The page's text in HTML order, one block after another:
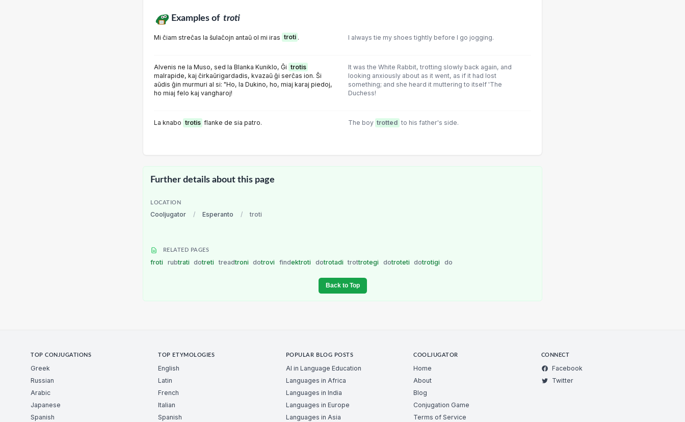
Examples of troti
Mi ĉiam streĉas la ŝulaĉojn antaŭ ol mi iras troti . I always tie my shoes tightly before I go jogging.
Alvenis ne la Muso, sed la Blanka Kuniklo, Ĝi trotis
malrapide, kaj ĉirkaŭrigardadis, kvazaŭ ĝi serĉas ion. Ŝi
aŭdis ĝin murmuri al si: "Ho, la Dukino, ho, miaj karaj piedoj,
ho miaj felo kaj vangharoj!
It was the White Rabbit, trotting slowly back again, and
looking anxiously about as it went, as if it had lost
something; and she heard it muttering to itself 'The
Duchess!
La knabo trotis flanke de sia patro. The boy trotted to his father's side.
Further details about this page
LOCATION
Cooljugator / Esperanto / troti
RELATED PAGES
froti rubtrati dotreti treadtroni dotrovi findektroti dotrotadi trottrotegi dotroteti dotrotigi do
Back to Top
TOP CONJUGATIONS
Greek
Russian
Arabic
Japanese
Spanish
TOP ETYMOLOGIES
English
Latin
French
Italian
Spanish
POPULAR BLOG POSTS
AI in Language Education
Languages in Africa
Languages in India
Languages in Europe
Languages in Asia
COOLJUGATOR
Home
About
Blog
Conjugation Game
Terms of Service
CONNECT
Facebook
Twitter